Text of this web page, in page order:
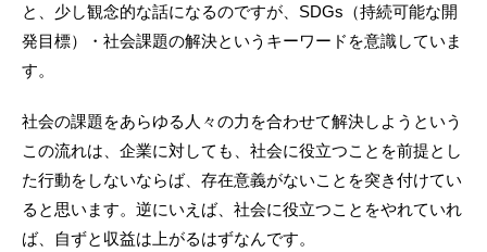
と、少し観念的な話になるのですが、SDGs（持続可能な開
発目標）・社会課題の解決というキーワードを意識していま
す。
社会の課題をあらゆる人々の力を合わせて解決しようという
この流れは、企業に対しても、社会に役立つことを前提とし
た行動をしないならば、存在意義がないことを突き付けてい
ると思います。逆にいえば、社会に役立つことをやれていれ
ば、自ずと収益は上がるはずなんです。